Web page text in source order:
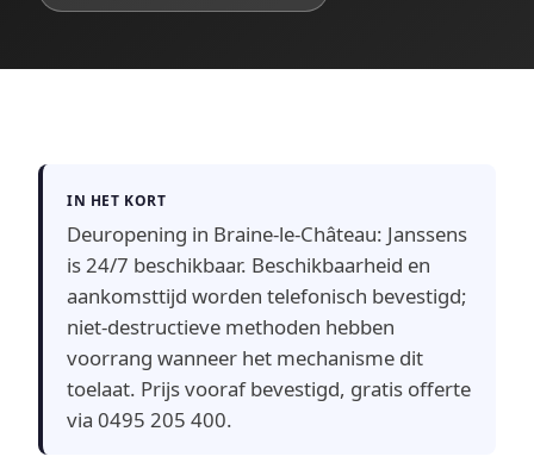
IN HET KORT
Deuropening in Braine-le-Château: Janssens
is 24/7 beschikbaar. Beschikbaarheid en
aankomsttijd worden telefonisch bevestigd;
niet-destructieve methoden hebben
voorrang wanneer het mechanisme dit
toelaat. Prijs vooraf bevestigd, gratis offerte
via 0495 205 400.